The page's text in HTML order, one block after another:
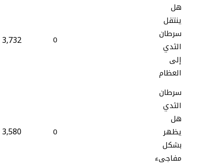
هل
ينتقل
سرطان
الثدي
إلى
العظام
0
3,732
سرطان
الثدي
هل
يظهر
بشكل
مفاجىء
0
3,580